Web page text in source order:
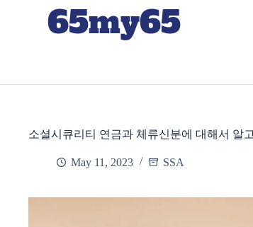
65my65
소셜시큐리티 연금과 체류신분에 대해서 알
May 11, 2023 SSA